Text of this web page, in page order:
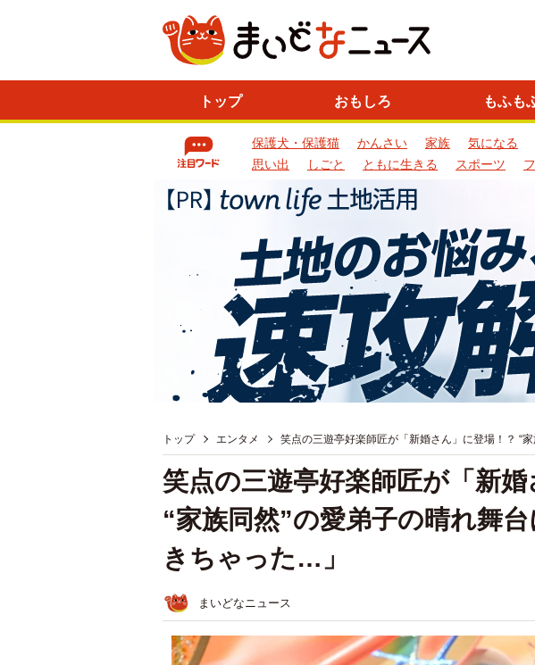
トップ おもしろ もふも
保護犬・保護猫 かんさい 家族 気になる
思い出
しごと ともに生きる スポーツ
トップ エンタメ 笑点の三遊亭好楽師匠が「新婚さん」に登場！？ “
笑点の三遊亭好楽師匠が「新婚
“家族同然”の愛弟子の晴れ舞
きちゃった…」
まいどなニュース